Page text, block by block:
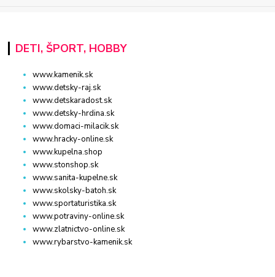
DETI, ŠPORT, HOBBY
www.kamenik.sk
www.detsky-raj.sk
www.detskaradost.sk
www.detsky-hrdina.sk
www.domaci-milacik.sk
www.hracky-online.sk
www.kupelna.shop
www.stonshop.sk
www.sanita-kupelne.sk
www.skolsky-batoh.sk
www.sportaturistika.sk
www.potraviny-online.sk
www.zlatnictvo-online.sk
www.rybarstvo-kamenik.sk